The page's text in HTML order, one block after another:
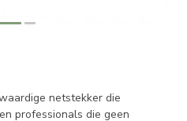
netstekker die
professionals die geen